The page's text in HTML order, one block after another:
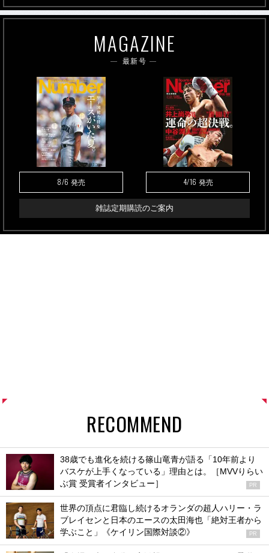
MAGAZINE
最新号
8/6 発売 4/16 発売
雑誌定期購読のご案内
RECOMMEND
38歳でも進化を続ける篠山竜青が語る「10年前より
バスケが上手くなっている」理由とは。［MVVりらい
ぶ賞 受賞者インタビュー］
PR
世界の頂点に君臨し続けるオランダの超人ハリー・ラ
ブレイセンと日本のエースの太田海也「絶対王者から
学ぶこと」《ケイリン国際対談②》
PR